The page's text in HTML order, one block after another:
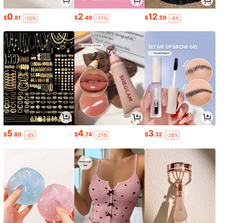
$0.81 -10% $2.49 -17% $12.59 -8%
$5.80 -8% $4.74 -21% $3.32 -26%